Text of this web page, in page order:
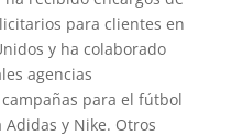
para clientes en
y ha colaborado
agencias
para el fútbol
y Nike. Otros